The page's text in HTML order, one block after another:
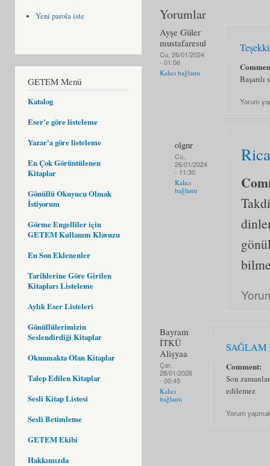
Yeni parola iste
GETEM Menü
Katalog
Eser'e göre listeleme
Yazar'a göre listeleme
En Çok Görüntülenen
Kitaplar
Gönüllü Okuyucu Olmak
İstiyorum
Görme Engelliler için
GETEM Kullanım Klavuzu
En Son Eklenenler
Tarihlerine Göre Girilen
Kitapları Listeleme
Aylık Eser Listeleri
Gönüllülerimizin
Seslendirdiği Kitaplar
Okunmakta Olan Kitaplar
Talep Edilen Kitaplar
Sesli Kitap Listesi
Sesli Betimleme
GETEM Ekibi
Hakkımızda
Yorumlar
Ayşe Güler
mustafaresul
Cu, 26/01/2024
- 01:06
Kalıcı bağlantı
Yorum
olgnr
Cu,
26/01/2024
- 11:30
Kalıcı
bağlantı
Bayram
İTKÜ
Alişyaa
Çar,
28/01/2026
- 00:45
Kalıcı
bağlantı
SAĞLAM
Comment:
Son
edilemez
Yorum